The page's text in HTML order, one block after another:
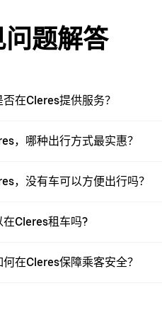
问题解答
在Cleres提供服务？
，哪种出行方式最实惠？
，没有车可以方便出行吗？
在Cleres租车吗?
在Cleres保障乘客安全？